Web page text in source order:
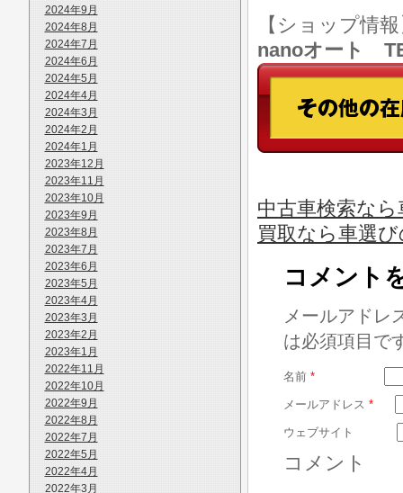
2024年9月
2024年8月
2024年7月
2024年6月
2024年5月
2024年4月
2024年3月
2024年2月
2024年1月
2023年12月
2023年11月
2023年10月
2023年9月
2023年8月
2023年7月
2023年6月
2023年5月
2023年4月
2023年3月
2023年2月
2023年1月
2022年11月
2022年10月
2022年9月
2022年8月
2022年7月
2022年5月
2022年4月
2022年3月
【ショップ情
nanoオート
中古車検索な
買取なら車選
コメント
メールアドレ
は必須項目で
名前 *
メールアドレス *
ウェブサイト
コメント